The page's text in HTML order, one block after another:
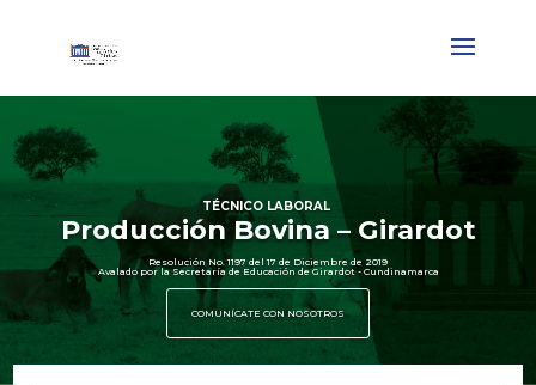
TÉCNICO LABORAL
Producción Bovina – Girardot
Resolución No. 1197 del 17 de Diciembre de 2019
Avalado por la Secretaría de Educación de Girardot - Cundinamarca
COMUNÍCATE CON NOSOTROS